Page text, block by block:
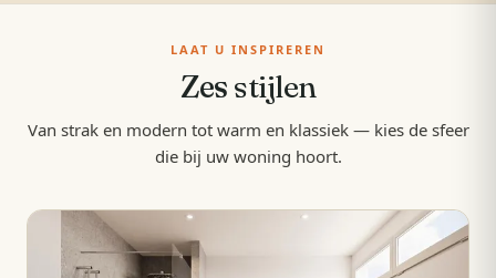
LAAT U INSPIREREN
Zes stijlen
Van strak en modern tot warm en klassiek — kies de sfeer
die bij uw woning hoort.